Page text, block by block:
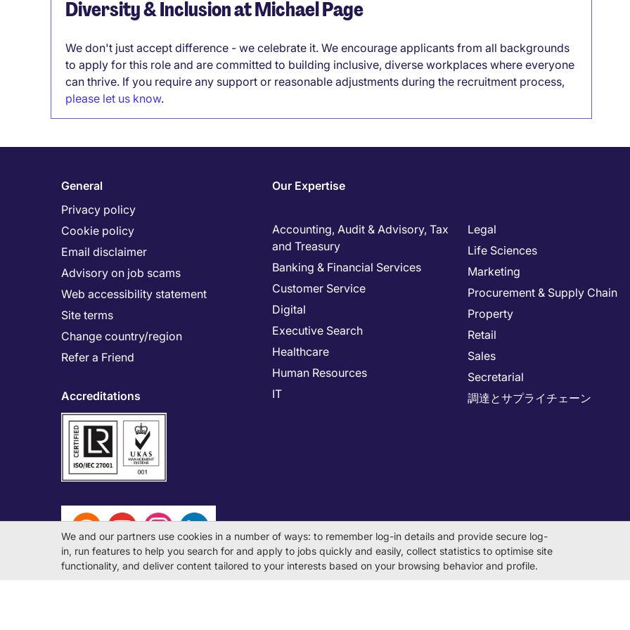
Diversity & Inclusion at Michael Page
We don't just accept difference - we celebrate it. We encourage applicants from all backgrounds
to apply for this role and are committed to building inclusive, diverse workplaces where everyone
can thrive. If you require any support or reasonable adjustments during the recruitment process,
please let us know.
General
Privacy policy
Cookie policy
Email disclaimer
Advisory on job scams
Web accessibility statement
Site terms
Change country/region
Refer a Friend
Accreditations
Our Expertise
Accounting, Audit & Advisory, Tax
and Treasury
Banking & Financial Services
Customer Service
Digital
Executive Search
Healthcare
Human Resources
IT
Legal
Life Sciences
Marketing
Procurement & Supply Chain
Property
Retail
Sales
Secretarial
調達とサプライチェーン
We and our partners use cookies in a number of ways: to remember log-in details and provide secure log-
in, run features to help you search for and apply to jobs quickly and easily, collect statistics to optimise site
functionality, and deliver content tailored to your interests based on your browsing behavior and profile.